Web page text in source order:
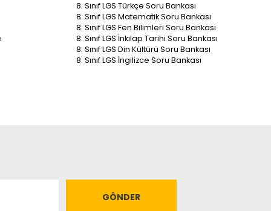
8. Sınıf LGS Türkçe Soru Bankası
8. Sınıf LGS Matematik Soru Bankası
8. Sınıf LGS Fen Bilimleri Soru Bankası
8. Sınıf LGS İnkılap Tarihi Soru Bankası
8. Sınıf LGS Din Kültürü Soru Bankası
8. Sınıf LGS İngilizce Soru Bankası
GÖNDER